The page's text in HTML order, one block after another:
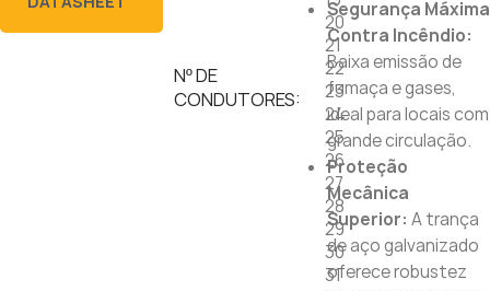
Nº DE
CONDUTORES:
20
21
22
23
24
25
26
27
28
29
30
31
Segurança Máxima
Contra Incêndio:
Baixa emissão de
fumaça e gases,
ideal para locais com
grande circulação.
Proteção
Mecânica
Superior: A trança
de aço galvanizado
oferece robustez